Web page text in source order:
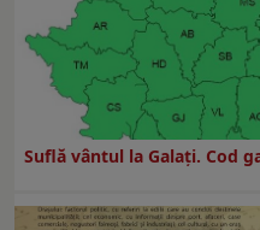
Suflă vântul la Galaţi. Cod